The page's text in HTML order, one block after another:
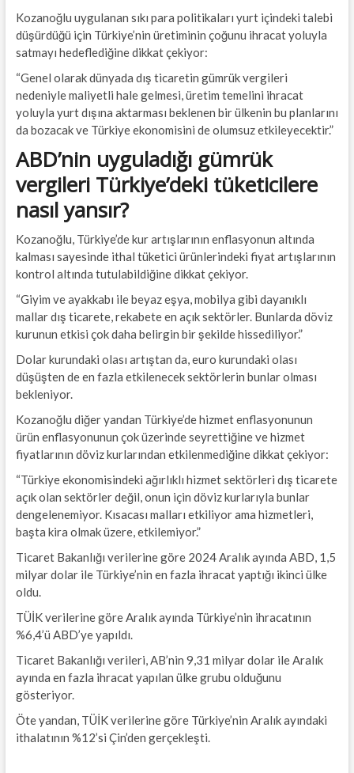
Kozanoğlu uygulanan sıkı para politikaları yurt içindeki talebi
düşürdüğü için Türkiye’nin üretiminin çoğunu ihracat yoluyla
satmayı hedeflediğine dikkat çekiyor:
“Genel olarak dünyada dış ticaretin gümrük vergileri
nedeniyle maliyetli hale gelmesi, üretim temelini ihracat
yoluyla yurt dışına aktarması beklenen bir ülkenin bu planlarını
da bozacak ve Türkiye ekonomisini de olumsuz etkileyecektir.”
ABD’nin uyguladığı gümrük
vergileri Türkiye’deki tüketicilere
nasıl yansır?
Kozanoğlu, Türkiye’de kur artışlarının enflasyonun altında
kalması sayesinde ithal tüketici ürünlerindeki fiyat artışlarının
kontrol altında tutulabildiğine dikkat çekiyor.
“Giyim ve ayakkabı ile beyaz eşya, mobilya gibi dayanıklı
mallar dış ticarete, rekabete en açık sektörler. Bunlarda döviz
kurunun etkisi çok daha belirgin bir şekilde hissediliyor.”
Dolar kurundaki olası artıştan da, euro kurundaki olası
düşüşten de en fazla etkilenecek sektörlerin bunlar olması
bekleniyor.
Kozanoğlu diğer yandan Türkiye’de hizmet enflasyonunun
ürün enflasyonunun çok üzerinde seyrettiğine ve hizmet
fiyatlarının döviz kurlarından etkilenmediğine dikkat çekiyor:
“Türkiye ekonomisindeki ağırlıklı hizmet sektörleri dış ticarete
açık olan sektörler değil, onun için döviz kurlarıyla bunlar
dengelenemiyor. Kısacası malları etkiliyor ama hizmetleri,
başta kira olmak üzere, etkilemiyor.”
Ticaret Bakanlığı verilerine göre 2024 Aralık ayında ABD, 1,5
milyar dolar ile Türkiye’nin en fazla ihracat yaptığı ikinci ülke
oldu.
TÜİK verilerine göre Aralık ayında Türkiye’nin ihracatının
%6,4’ü ABD’ye yapıldı.
Ticaret Bakanlığı verileri, AB’nin 9,31 milyar dolar ile Aralık
ayında en fazla ihracat yapılan ülke grubu olduğunu
gösteriyor.
Öte yandan, TÜİK verilerine göre Türkiye’nin Aralık ayındaki
ithalatının %12’si Çin’den gerçekleşti.